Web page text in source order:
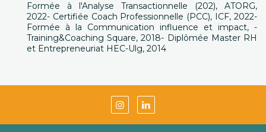
Formée à l'Analyse Transactionnelle (202), ATORG,
2022- Certifiée Coach Professionnelle (PCC), ICF, 2022-
Formée à la Communication influence et impact, -
Training&Coaching Square, 2018- Diplômée Master RH
et Entrepreneuriat HEC-Ulg, 2014